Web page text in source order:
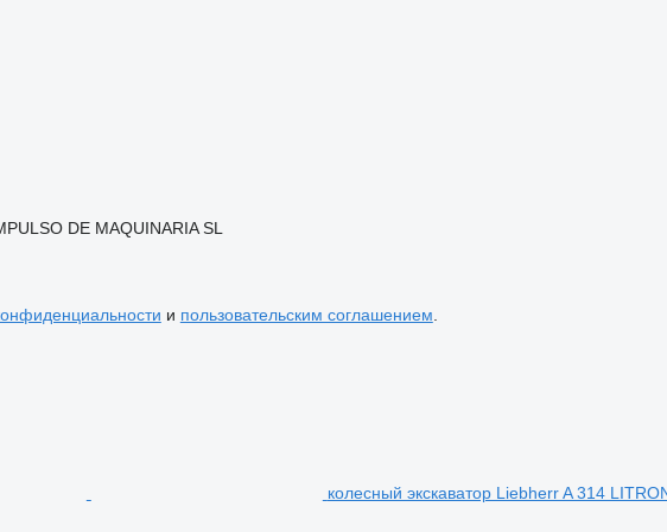
DE MAQUINARIA SL
и пользовательским соглашением
колесный экскаватор Liebherr A 314